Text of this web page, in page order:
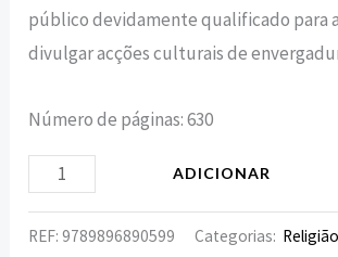
público devidamente qualificado para
divulgar acções culturais de
Número de páginas: 630
ADICIONAR
REF:9789896890599 Categorias: Religião